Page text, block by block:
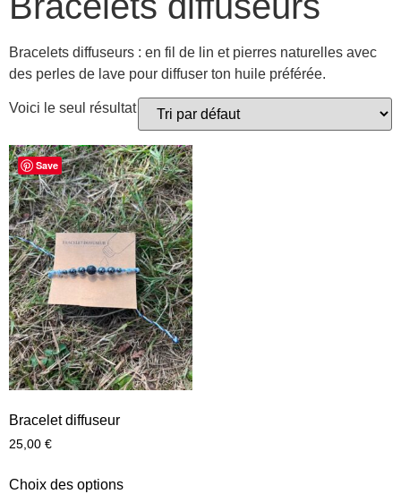
Bracelets diffuseurs : en fil de lin et pierres naturelles avec
des perles de lave pour diffuser ton huile préférée.
Voici le seul résultat
Save
Bracelet diffuseur
25,00 €
Choix des options